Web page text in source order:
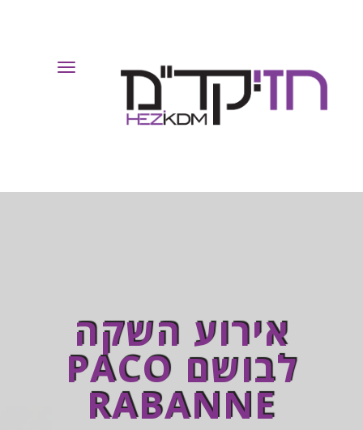
Toggle
אירוע השקה
לבושם PACO
RABANNE